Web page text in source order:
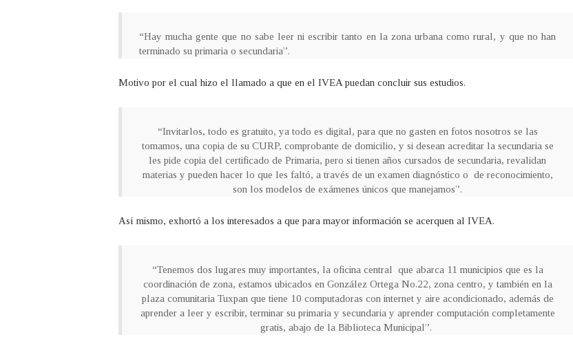
“Hay mucha gente que no sabe leer ni escribir tanto en la zona urbana como rural, y que no han
terminado su primaria o secundaria”.
Motivo por el cual hizo el llamado a que en el IVEA puedan concluir sus estudios.
“Invitarlos, todo es gratuito, ya todo es digital, para que no gasten en fotos nosotros se las
tomamos, una copia de su CURP, comprobante de domicilio, y si desean acreditar la secundaria se
les pide copia del certificado de Primaria, pero si tienen años cursados de secundaria, revalidan
materias y pueden hacer lo que les faltó, a través de un examen diagnóstico o de reconocimiento,
son los modelos de exámenes únicos que manejamos”.
Así mismo, exhortó a los interesados a que para mayor información se acerquen al IVEA.
“Tenemos dos lugares muy importantes, la oficina central que abarca 11 municipios que es la
coordinación de zona, estamos ubicados en González Ortega No.22, zona centro, y también en la
plaza comunitaria Tuxpan que tiene 10 computadoras con internet y aire acondicionado, además de
aprender a leer y escribir, terminar su primaria y secundaria y aprender computación completamente
gratis, abajo de la Biblioteca Municipal”.